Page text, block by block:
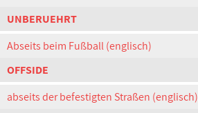
UNBERUEHRT
Abseits beim Fußball (englisch)
OFFSIDE
abseits der befestigten Straßen (englisch)